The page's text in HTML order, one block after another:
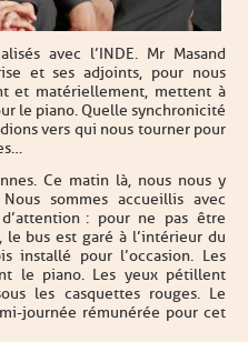
avec l’INDE. Mr Masand
et ses adjoints, pour nous
et matériellement, mettent à
le piano. Quelle synchronicité
vers qui nous tourner pour
Ce matin là, nous nous y
sommes accueillis avec
: pour ne pas être
bus est garé à l’intérieur du
installé pour l’occasion. Les
le piano. Les yeux pétillent
les casquettes rouges. Le
journée rémunérée pour cet